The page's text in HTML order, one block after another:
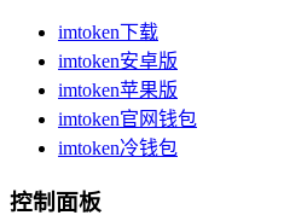
imtoken下载
imtoken安卓版
imtoken苹果版
imtoken官网钱包
imtoken冷钱包
控制面板